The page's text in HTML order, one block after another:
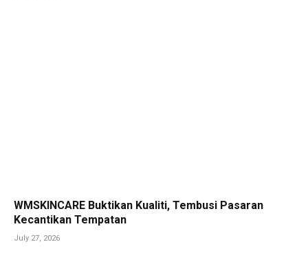
WMSKINCARE Buktikan Kualiti, Tembusi Pasaran
Kecantikan Tempatan
July 27, 2026